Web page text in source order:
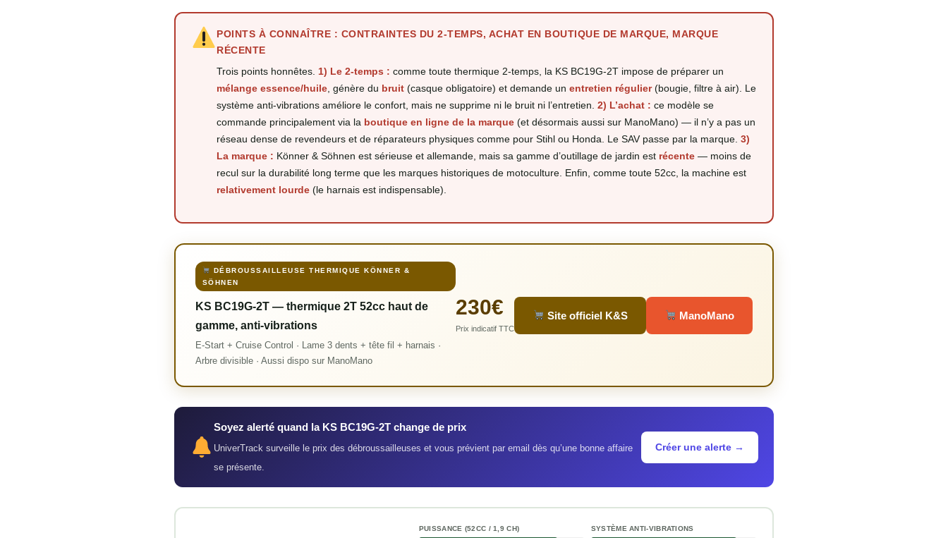
POINTS À CONNAÎTRE : CONTRAINTES DU 2-TEMPS, ACHAT EN BOUTIQUE DE MARQUE, MARQUE
RÉCENTE
Trois points honnêtes.1) Le 2-temps : comme toute thermique 2-temps, la KS BC19G-2T impose de préparer un
mélange essence/huile, génère du bruit (casque obligatoire) et demande unentretien régulier(bougie, filtre à air). Le
système anti-vibrations améliore le confort, mais ne supprime ni le bruit ni l’entretien.2) L’achat : ce modèle se
commande principalement via la boutique en ligne de la marque (et désormais aussi sur ManoMano) — il n’y a pas un
réseau dense de revendeurs et de réparateurs physiques comme pour Stihl ou Honda. Le SAV passe par la marque.3)
La marque : Könner & Söhnen est sérieuse et allemande, mais sa gamme d’outillage de jardin est récente — moins de
recul sur la durabilité long terme que les marques historiques de motoculture. Enfin, comme toute 52cc, la machine est
relativement lourde (le harnais est indispensable).
DÉBROUSSAILLEUSE THERMIQUE KÖNNER &
SÖHNEN
KS BC19G-2T — thermique 2T 52cc haut de
gamme, anti-vibrations
E-Start + Cruise Control · Lame 3 dents + tête fil + harnais ·
Arbre divisible · Aussi dispo sur ManoMano
230€
Prix indicatif TTC
Site officiel K&S ManoMano
Soyez alerté quand la KS BC19G-2T change de prix
UniverTrack surveille le prix des débroussailleuses et vous prévient par email dès qu’une bonne affaire
se présente.
Créer une alerte →
PUISSANCE (52CC / 1,9 CH) SYSTÈME ANTI-VIBRATIONS